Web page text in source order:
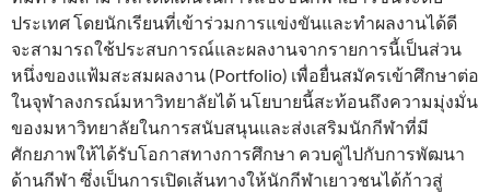
ประเทศ โดยนักเรียนที่เข้าร่วมการแข่งขันและทำผลงานได้ดี
จะสามารถใช้ประสบการณ์และผลงานจากรายการนี้เป็นส่วน
หนึ่งของแฟ้มสะสมผลงาน (Portfolio) เพื่อยื่นสมัครเข้าศึกษาต่อ
ในจุฬาลงกรณ์มหาวิทยาลัยได้ นโยบายนี้สะท้อนถึงความมุ่งมั่น
ของมหาวิทยาลัยในการสนับสนุนและส่งเสริมนักกีฬาที่มี
ศักยภาพให้ได้รับโอกาสทางการศึกษา ควบคู่ไปกับการพัฒนา
ด้านกีฬา ซึ่งเป็นการเปิดเส้นทางให้นักกีฬาเยาวชนได้ก้าวสู่